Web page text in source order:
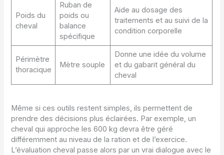
Poids du
cheval
Ruban de
poids ou
balance
spécifique
Aide au dosage des
traitements et au suivi de la
condition corporelle
Périmètre
thoracique
Mètre souple
Donne une idée du volume
et du gabarit général du
cheval
Même si ces outils restent simples, ils permettent de
prendre des décisions plus éclairées. Par exemple, un
cheval qui approche les 600 kg devra être géré
différemment au niveau de la ration et de l’exercice.
L’évaluation cheval passe alors par un vrai dialogue avec le